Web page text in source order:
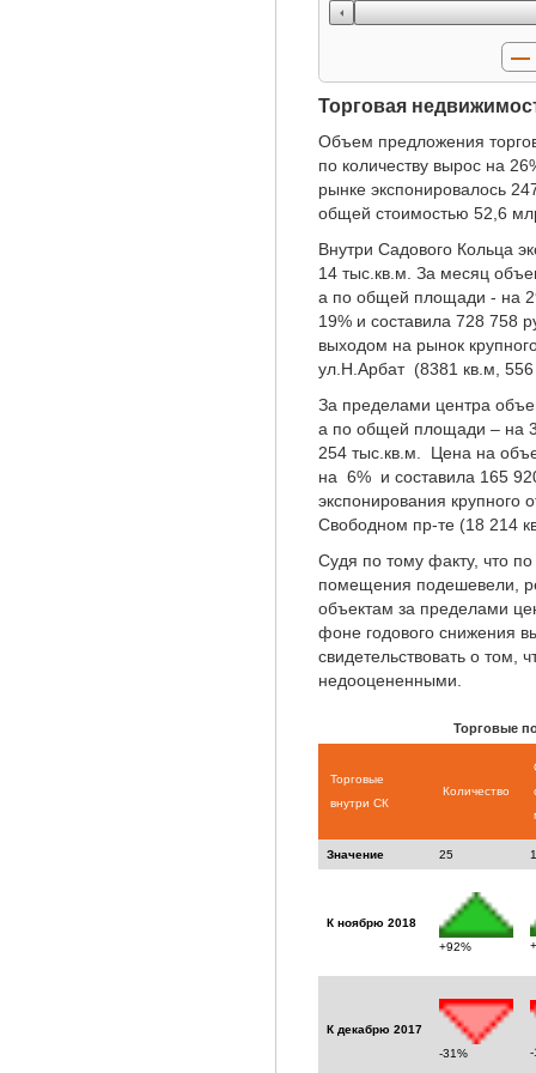
Торговая
Объем предложения
по количеству вырос на
рынке экспонировалось
общей стоимостью 52,6
Внутри Садового Кольца
14 тыс.кв.м. За месяц
а по общей площади - на
19% и составила 728 758
выходом на рынок
ул.Н.Арбат (8381 кв.м,
За пределами центра
а по общей площади – на
254 тыс.кв.м. Цена на
на 6% и составила 165
экспонирования крупного
Свободном пр-те (18 214
Судя по тому факту, что
помещения подешевели,
объектам за пределами
фоне годового снижения
свидетельствовать о том,
недооцененными.
Торговые
Торговые
внутри СК
Количество
Значение 25
К ноябрю 2018
+92%
К декабрю 2017
-31%
-